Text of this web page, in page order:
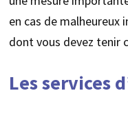
en cas de malheureux
dont vous devez tenir
Les services